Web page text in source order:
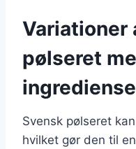
Variationer
pølseret
Svensk pølseret
hvilket gør den til